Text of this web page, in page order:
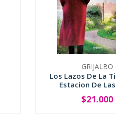
GRIJALBO
Los Lazos De La
Estacion De
+
$21.000